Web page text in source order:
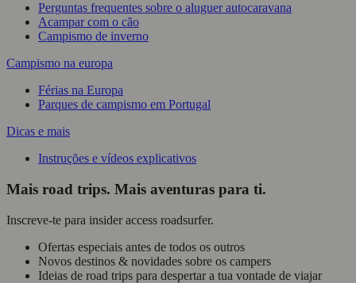
Perguntas frequentes sobre o aluguer autocaravana
Acampar com o cão
Campismo de inverno
Campismo na europa
Férias na Europa
Parques de campismo em Portugal
Dicas e mais
Instruções e vídeos explicativos
Mais road trips. Mais aventuras para ti.
Inscreve-te para insider access roadsurfer.
Ofertas especiais antes de todos os outros
Novos destinos & novidades sobre os campers
Ideias de road trips para despertar a tua vontade de viajar